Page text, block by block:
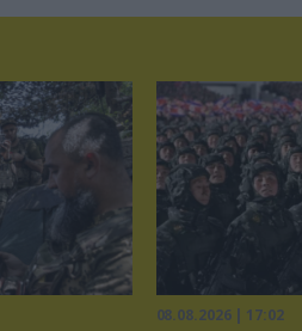
08.08.2026 | 17:02